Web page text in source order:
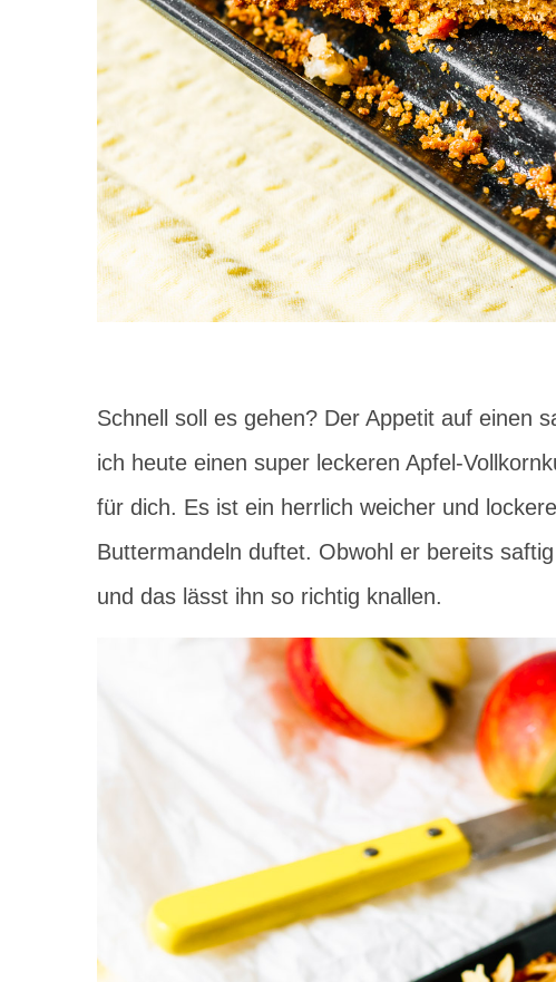
Schnell soll es gehen? Der Appetit auf einen
ich heute einen super leckeren Apfel-
für dich. Es ist ein herrlich weicher und
Buttermandeln duftet. Obwohl er bereits
und das lässt ihn so richtig knallen.